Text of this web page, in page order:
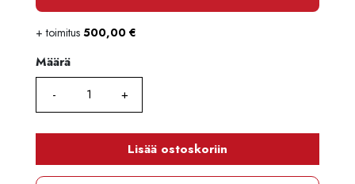
+ toimitus 500,00 €
Määrä
Määrä
Lisää ostoskoriin